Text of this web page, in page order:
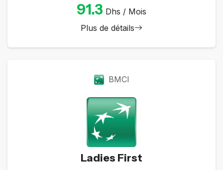
91.3 Dhs / Mois
Plus de détails
BMCI
Ladies First